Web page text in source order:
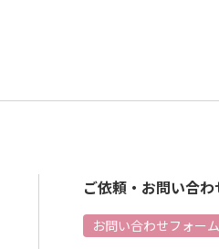
ご依頼・お問い合わ
お問い合わせフォーム